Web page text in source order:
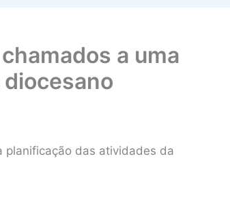
a uma
planificação das atividades da